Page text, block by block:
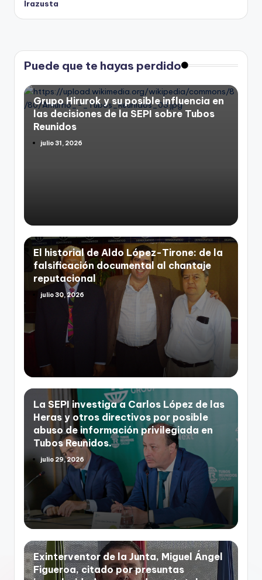
Irazusta
Puede que te hayas perdido
Grupo Hirurok y su posible influencia en
las decisiones de la SEPI sobre Tubos
Reunidos
julio 31, 2026
El historial de Aldo López-Tirone: de la
falsificación documental al chantaje
reputacional
julio 30, 2026
La SEPI investiga a Carlos López de las
Heras y otros directivos por posible
abuso de información privilegiada en
Tubos Reunidos.
julio 29, 2026
Exinterventor de la Junta, Miguel Ángel
Figueroa, citado por presuntas